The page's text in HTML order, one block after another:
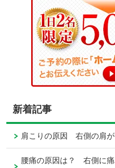
新着記事
肩こりの原因 右側の肩が
腰痛の原因は？ 右側に